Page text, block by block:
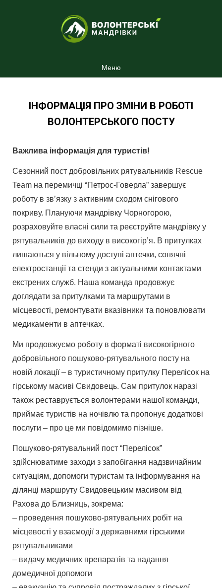
Меню
ІНФОРМАЦІЯ ПРО ЗМІНИ В РОБОТІ
ВОЛОНТЕРСЬКОГО ПОСТУ
Важлива інформація для туристів!
Сезонний пост добровільних рятувальників Rescue
Team на перемичці “Петрос-Говерла” завершує
роботу в зв’язку з активним сходом снігового
покриву. Плануючи мандрівку Чорногорою,
розраховуйте власні сили та реєструйте мандрівку у
рятувальників до виходу в високогір’я. В притулках
лишаються у вільному доступі аптечки, сонячні
електростанції та стенди з актуальними контактами
екстрених служб. Наша команда продовжує
доглядати за притулками та маршрутами в
місцевості, ремонтувати вказівники та поновлювати
медикаменти в аптечках.
Ми продовжуємо роботу в форматі високогірного
добровільного пошуково-рятувального посту на
новій локації – в туристичному притулку Перелісок на
гірському масиві Свидовець. Сам притулок наразі
також реставрується волонтерами нашої команди,
приймає туристів на ночівлю та пропонує додаткові
послуги – про це ми повідомимо пізніше.
Пошуково-рятувальний пост “Перелісок”
здійснюватиме заходи з запобігання надзвичайним
ситуаціям, допомоги туристам та інформування на
ділянці маршруту Свидовецьким масивом від
Рахова до Близниць, зокрема:
– проведення пошуково-рятувальних робіт на
місцевості у взаємодії з державними гірськими
рятувальниками
– видачу медичних препаратів та надання
домедичної допомоги